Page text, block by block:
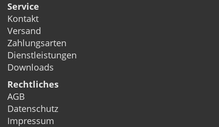
Service
Kontakt
Versand
Zahlungsarten
Dienstleistungen
Downloads
Rechtliches
AGB
Datenschutz
Impressum